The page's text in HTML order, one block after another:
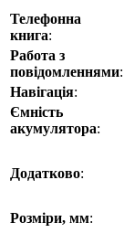
Телефонна
книга:
Работа з
повідомленнями:
Навігація:
Ємність
акумулятора:
Додатково:
Розміри, мм: